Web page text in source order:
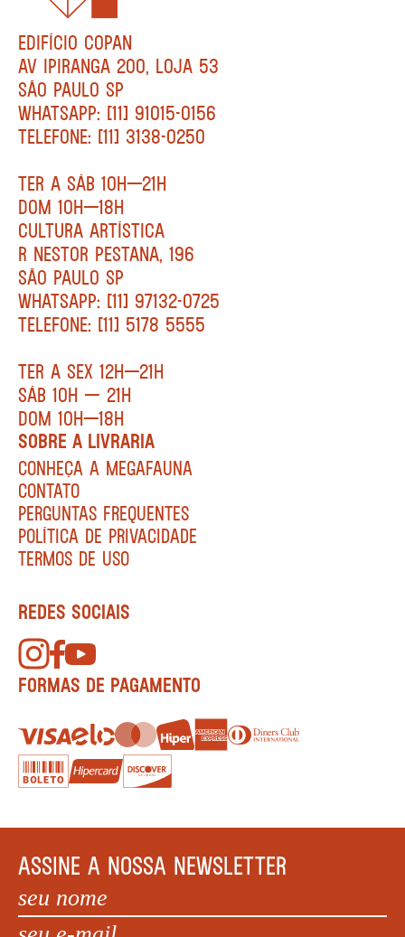
EDIFÍCIO COPAN
AV IPIRANGA 200, LOJA 53
SÃO PAULO SP
WHATSAPP: [11] 91015-0156
TELEFONE: [11] 3138-0250
TER A SÁB 10H—21H
DOM 10H—18H
CULTURA ARTÍSTICA
R NESTOR PESTANA, 196
SÃO PAULO SP
WHATSAPP: [11] 97132-0725
TELEFONE: [11] 5178 5555
TER A SEX 12H—21H
SÁB 10H — 21H
DOM 10H—18H
SOBRE A LIVRARIA
CONHEÇA A MEGAFAUNA
CONTATO
PERGUNTAS FREQUENTES
POLÍTICA DE PRIVACIDADE
TERMOS DE USO
REDES SOCIAIS
FORMAS DE PAGAMENTO
ASSINE A NOSSA NEWSLETTER